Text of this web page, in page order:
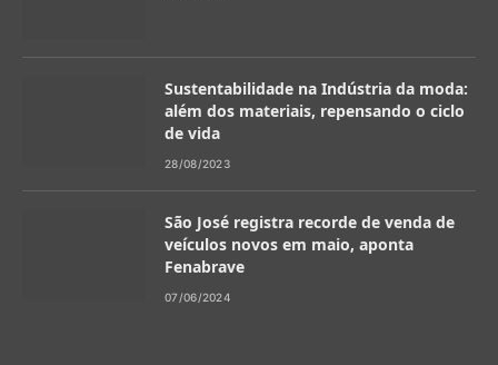
Sustentabilidade na Indústria da moda:
além dos materiais, repensando o ciclo
de vida
28/08/2023
São José registra recorde de venda de
veículos novos em maio, aponta
Fenabrave
07/06/2024